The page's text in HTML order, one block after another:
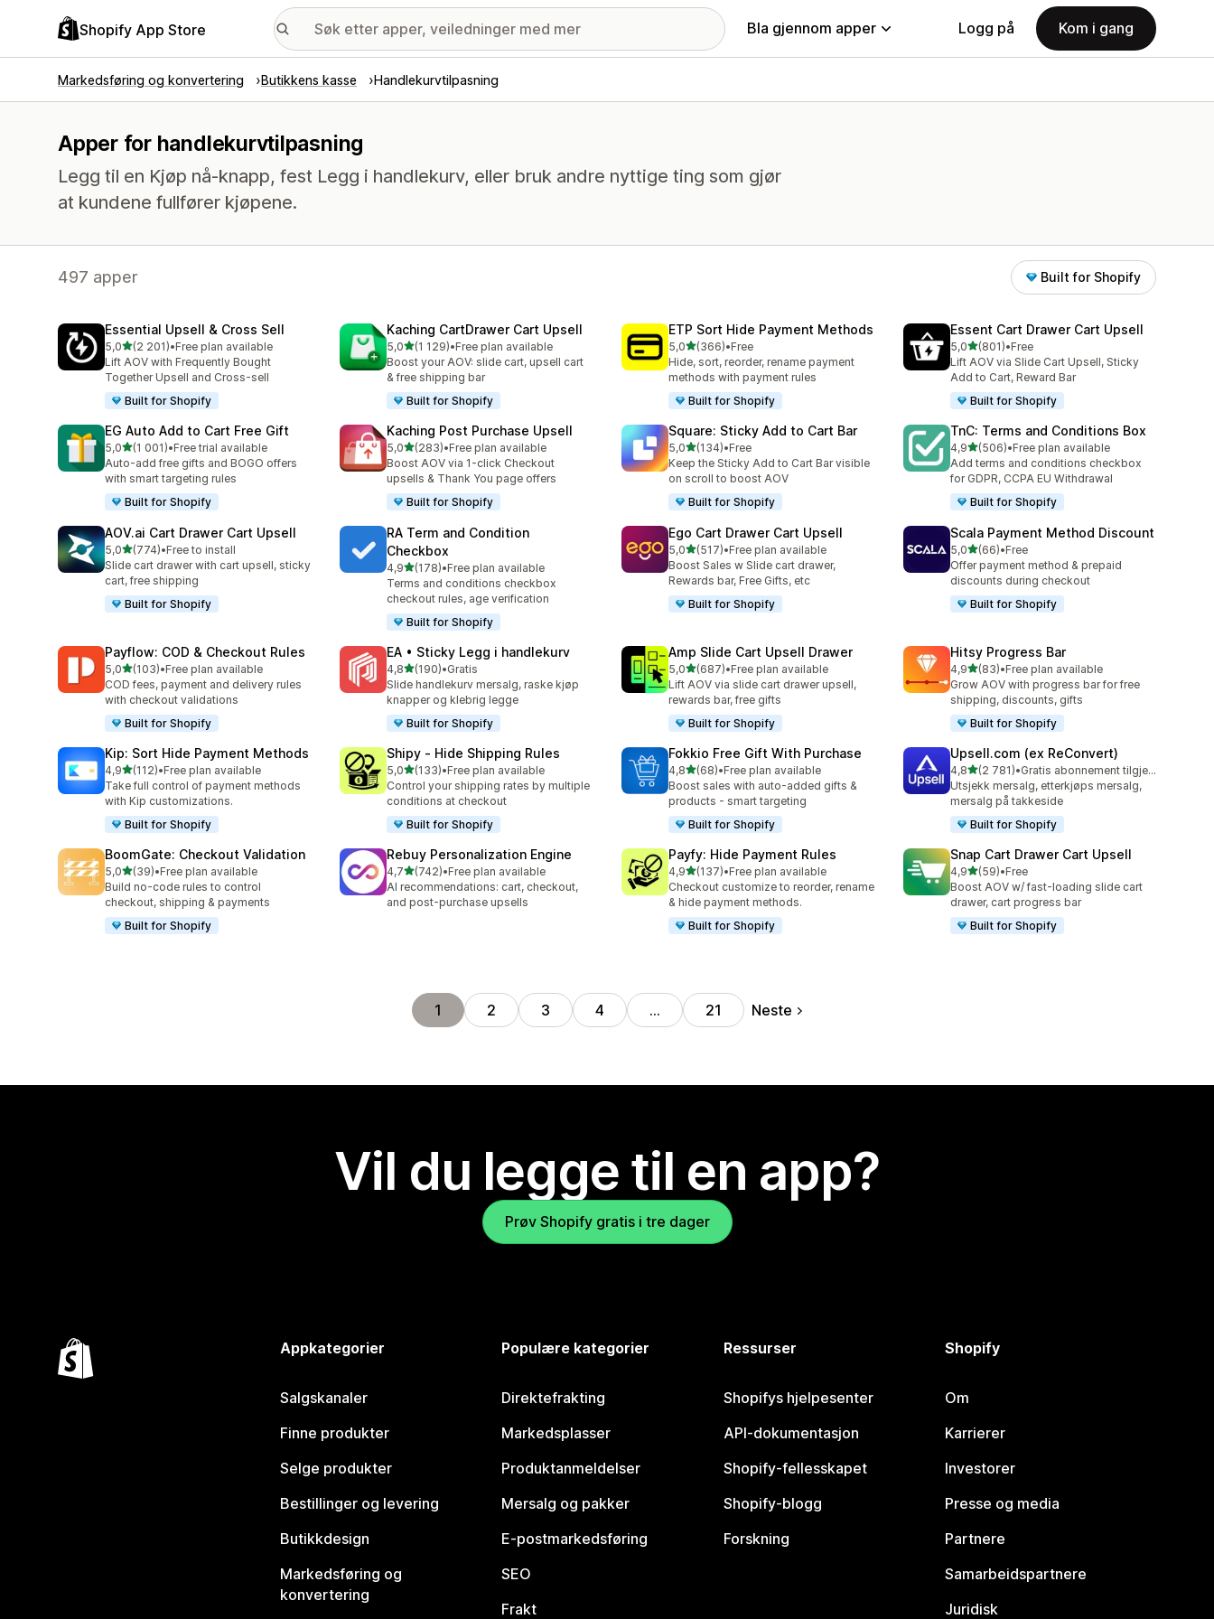
Shopify App Store Bla gjennom apper Logg på Kom i gang
Markedsføring og konvertering Butikkens kasse Handlekurvtilpasning
Apper for handlekurvtilpasning
Legg til en Kjøp nå-knapp, fest Legg i handlekurv, eller bruk andre nyttige ting som gjør
at kundene fullfører kjøpene.
497 apper Built for Shopify
Essential Upsell & Cross Sell
5,0av 5 stjerner
(2 201)
Totalt 2201 omtaler
•Free plan available
Lift AOV with Frequently Bought
Together Upsell and Cross-sell
Built for Shopify
Kaching CartDrawer Cart Upsell
5,0av 5 stjerner
(1 129)
Totalt 1129 omtaler
•Free plan available
Boost your AOV: slide cart, upsell cart
& free shipping bar
Built for Shopify
ETP Sort Hide Payment Methods
5,0av 5 stjerner
(366)
Totalt 366 omtaler
•Free
Hide, sort, reorder, rename payment
methods with payment rules
Built for Shopify
Essent Cart Drawer Cart Upsell
5,0av 5 stjerner
(801)
Totalt 801 omtaler
•Free
Lift AOV via Slide Cart Upsell, Sticky
Add to Cart, Reward Bar
Built for Shopify
EG Auto Add to Cart Free Gift
5,0av 5 stjerner
(1 001)
Totalt 1001 omtaler
•Free trial available
Auto-add free gifts and BOGO offers
with smart targeting rules
Built for Shopify
Kaching Post Purchase Upsell
5,0av 5 stjerner
(283)
Totalt 283 omtaler
•Free plan available
Boost AOV via 1-click Checkout
upsells & Thank You page offers
Built for Shopify
Square: Sticky Add to Cart Bar
5,0av 5 stjerner
(134)
Totalt 134 omtaler
•Free
Keep the Sticky Add to Cart Bar visible
on scroll to boost AOV
Built for Shopify
TnC: Terms and Conditions Box
4,9av 5 stjerner
(506)
Totalt 506 omtaler
•Free plan available
Add terms and conditions checkbox
for GDPR, CCPA EU Withdrawal
Built for Shopify
AOV.ai Cart Drawer Cart Upsell
5,0av 5 stjerner
(774)
Totalt 774 omtaler
•Free to install
Slide cart drawer with cart upsell, sticky
cart, free shipping
Built for Shopify
RA Term and Condition
Checkbox
4,9av 5 stjerner
(178)
Totalt 178 omtaler
•Free plan available
Terms and conditions checkbox
checkout rules, age verification
Built for Shopify
Ego Cart Drawer Cart Upsell
5,0av 5 stjerner
(517)
Totalt 517 omtaler
•Free plan available
Boost Sales w Slide cart drawer,
Rewards bar, Free Gifts, etc
Built for Shopify
Scala Payment Method Discount
5,0av 5 stjerner
(66)
Totalt 66 omtaler
•Free
Offer payment method & prepaid
discounts during checkout
Built for Shopify
Payflow: COD & Checkout Rules
5,0av 5 stjerner
(103)
Totalt 103 omtaler
•Free plan available
COD fees, payment and delivery rules
with checkout validations
Built for Shopify
EA • Sticky Legg i handlekurv
4,8av 5 stjerner
(190)
Totalt 190 omtaler
•Gratis
Slide handlekurv mersalg, raske kjøp
knapper og klebrig legge
Built for Shopify
Amp Slide Cart Upsell Drawer
5,0av 5 stjerner
(687)
Totalt 687 omtaler
•Free plan available
Lift AOV via slide cart drawer upsell,
rewards bar, free gifts
Built for Shopify
Hitsy Progress Bar
4,9av 5 stjerner
(83)
Totalt 83 omtaler
•Free plan available
Grow AOV with progress bar for free
shipping, discounts, gifts
Built for Shopify
Kip: Sort Hide Payment Methods
4,9av 5 stjerner
(112)
Totalt 112 omtaler
•Free plan available
Take full control of payment methods
with Kip customizations.
Built for Shopify
Shipy ‑ Hide Shipping Rules
5,0av 5 stjerner
(133)
Totalt 133 omtaler
•Free plan available
Control your shipping rates by multiple
conditions at checkout
Built for Shopify
Fokkio Free Gift With Purchase
4,8av 5 stjerner
(68)
Totalt 68 omtaler
•Free plan available
Boost sales with auto-added gifts &
products - smart targeting
Built for Shopify
Upsell.com (ex ReConvert)
4,8av 5 stjerner
(2 781)
Totalt 2781 omtaler
•
Gratis abonnement tilgjengelig
Utsjekk mersalg, etterkjøps mersalg,
mersalg på takkeside
Built for Shopify
BoomGate: Checkout Validation
5,0av 5 stjerner
(39)
Totalt 39 omtaler
•Free plan available
Build no-code rules to control
checkout, shipping & payments
Built for Shopify
Rebuy Personalization Engine
4,7av 5 stjerner
(742)
Totalt 742 omtaler
•Free plan available
AI recommendations: cart, checkout,
and post-purchase upsells
Payfy: Hide Payment Rules
4,9av 5 stjerner
(137)
Totalt 137 omtaler
•Free plan available
Checkout customize to reorder, rename
& hide payment methods.
Built for Shopify
Snap Cart Drawer Cart Upsell
4,9av 5 stjerner
(59)
Totalt 59 omtaler
•Free
Boost AOV w/ fast-loading slide cart
drawer, cart progress bar
Built for Shopify
1 2 3 4 … 21 Neste
Vil du legge til en app?
Prøv Shopify gratis i tre dager
Appkategorier
Salgskanaler
Finne produkter
Selge produkter
Bestillinger og levering
Butikkdesign
Markedsføring og
konvertering
Populære kategorier
Direktefrakting
Markedsplasser
Produktanmeldelser
Mersalg og pakker
E-postmarkedsføring
SEO
Frakt
Ressurser
Shopifys hjelpesenter
API-dokumentasjon
Shopify-fellesskapet
Shopify-blogg
Forskning
Shopify
Om
Karrierer
Investorer
Presse og media
Partnere
Samarbeidspartnere
Juridisk